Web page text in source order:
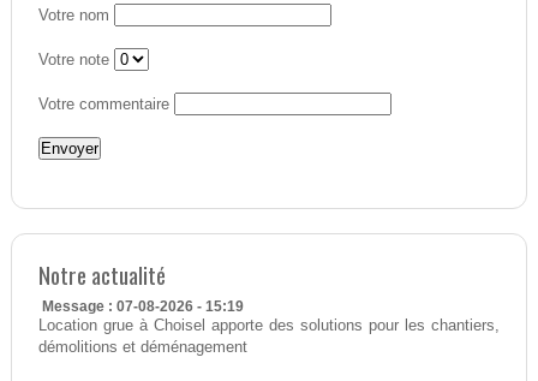
Votre nom
Votre note
Votre commentaire
Notre actualité
Message : 07-08-2026 - 15:19
Location grue à Choisel apporte des solutions pour les chantiers,
démolitions et déménagement